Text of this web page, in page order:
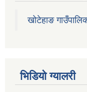
खोटेहाङ
भिडियाे ग्यालरी